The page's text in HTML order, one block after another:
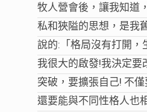
牧人營會後，讓我知道
私和狹隘的思想，是我
說的:「格局沒有打開，
我很大的啟發!我決定要
突破，要擴張自己! 不
還要能與不同性格人也